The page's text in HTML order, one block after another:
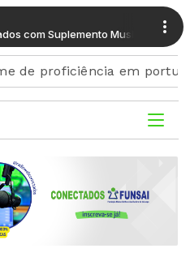
Suplemento Musical
em português